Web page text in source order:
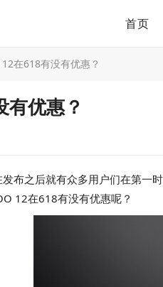
首页
在618有没有优惠？
优惠？
布之后就有众多用户们在第一
12在618有没有优惠呢？